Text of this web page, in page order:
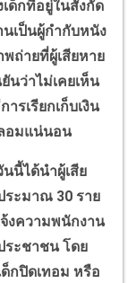
ด็กที่อยู่ในสังกัด
นเป็นผู้กำกับหนัง
พถ่ายที่ผู้เสียหาย
นว่าไม่เคยเห็น
รเรียกเก็บเงิน
อมแน่นอน
นี้ได้นำผู้เสีย
ระมาณ 30 ราย
งความพนักงาน
ระชาชน โดย
กปิดเทอม หรือ